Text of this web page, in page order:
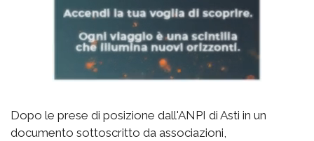
Dopo le prese di posizione dall'ANPI di Asti in un
documento sottoscritto da associazioni,